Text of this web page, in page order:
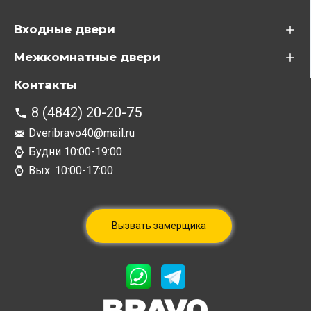
Входные двери
Межкомнатные двери
Контакты
8 (4842) 20-20-75
Dveribravo40@mail.ru
Будни 10:00-19:00
Вых. 10:00-17:00
Вызвать замерщика